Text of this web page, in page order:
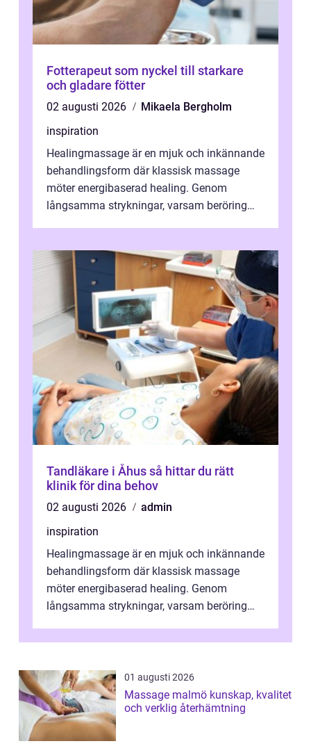
Fotterapeut som nyckel till starkare
och gladare fötter
02 augusti 2026
Mikaela Bergholm
inspiration
Healingmassage är en mjuk och inkännande
behandlingsform där klassisk massage
möter energibaserad healing. Genom
långsamma strykningar, varsam beröring
Tandläkare i Åhus så hittar du rätt
klinik för dina behov
02 augusti 2026
admin
inspiration
Healingmassage är en mjuk och inkännande
behandlingsform där klassisk massage
möter energibaserad healing. Genom
långsamma strykningar, varsam beröring
nervsys...
01 augusti 2026
Massage malmö kunskap, kvalitet
och verklig återhämtning